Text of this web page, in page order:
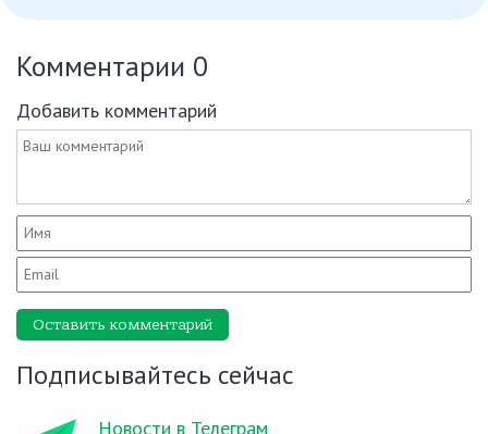
Комментарии 0
Добавить комментарий
Оставить комментарий
Подписывайтесь сейчас
Новости в Телеграм